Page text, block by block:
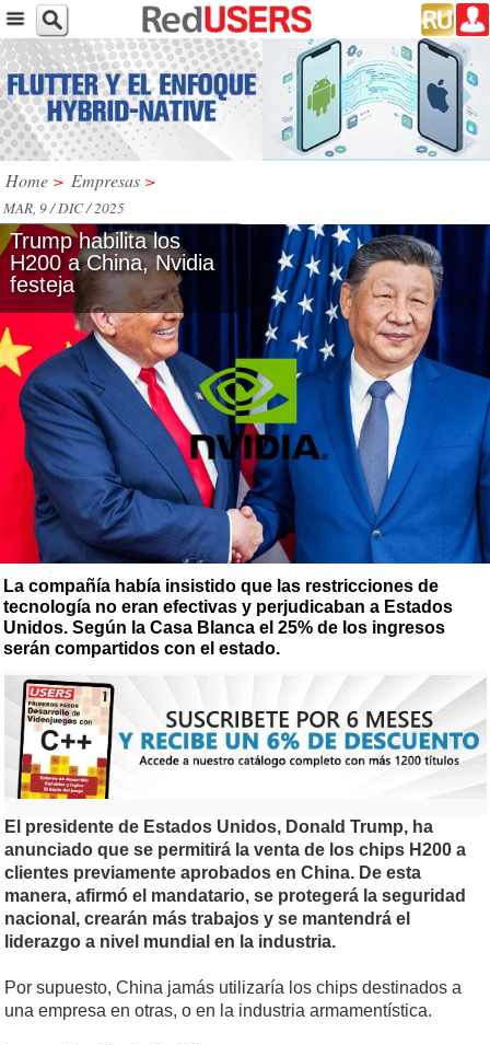
Home > Empresas >
MAR, 9 / DIC / 2025
Trump habilita los
H200 a China, Nvidia
festeja
La compañía había insistido que las restricciones de
tecnología no eran efectivas y perjudicaban a Estados
Unidos. Según la Casa Blanca el 25% de los ingresos
serán compartidos con el estado.
El presidente de Estados Unidos, Donald Trump, ha
anunciado que se permitirá la venta de los chips H200 a
clientes previamente aprobados en China. De esta
manera, afirmó el mandatario, se protegerá la seguridad
nacional, crearán más trabajos y se mantendrá el
liderazgo a nivel mundial en la industria.
Por supuesto, China jamás utilizaría los chips destinados a
una empresa en otras, o en la industria armamentística.